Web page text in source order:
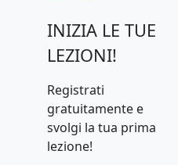
INIZIA LE TUE
LEZIONI!
Registrati
gratuitamente e
svolgi la tua prima
lezione!